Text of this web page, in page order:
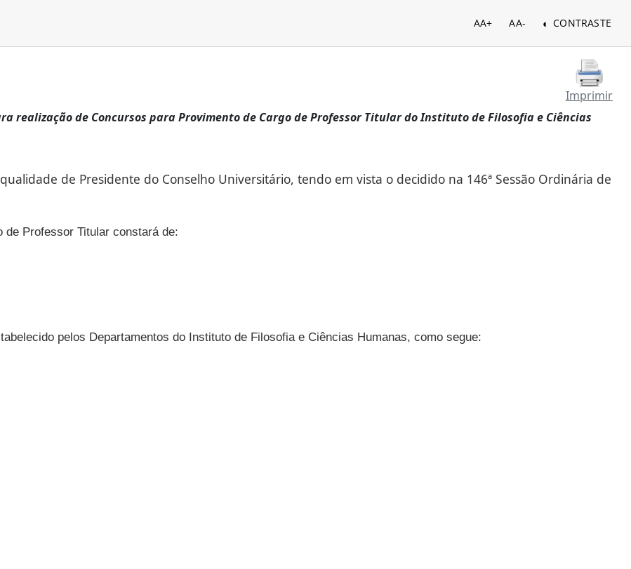
AA+ AA- CONTRASTE
Imprimir
realização de Concursos para Provimento de Cargo de Professor Titular do Instituto de Filosofia e Ciências
de Presidente do Conselho Universitário, tendo em vista o decidido na 146ª Sessão Ordinária de
Professor Titular constará de:
pelos Departamentos do Instituto de Filosofia e Ciências Humanas, como segue: